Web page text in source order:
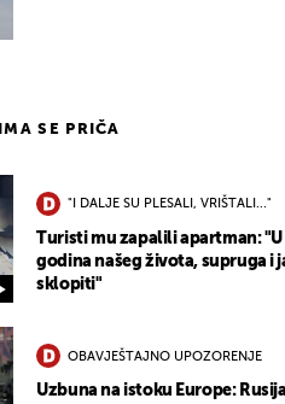
SE PRIČA
"I DALJE SU PLESALI, VRIŠTALI..."
Turisti mu zapalili apartman:
godina našeg života, supruga i
sklopiti"
OBAVJEŠTAJNO UPOZORENJE
Uzbuna na istoku Europe: